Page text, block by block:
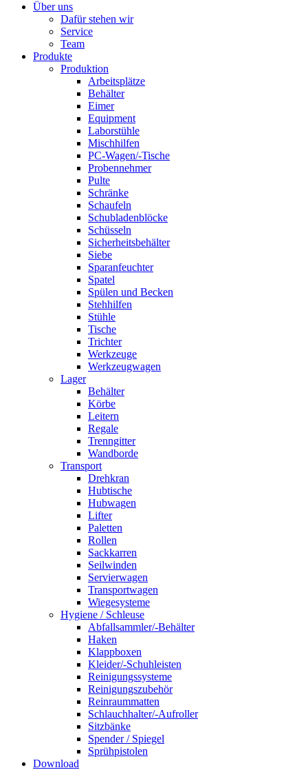
Über uns
Dafür stehen wir
Service
Team
Produkte
Produktion
Arbeitsplätze
Behälter
Eimer
Equipment
Laborstühle
Mischhilfen
PC-Wagen/-Tische
Probennehmer
Pulte
Schränke
Schaufeln
Schubladenblöcke
Schüsseln
Sicherheitsbehälter
Siebe
Sparanfeuchter
Spatel
Spülen und Becken
Stehhilfen
Stühle
Tische
Trichter
Werkzeuge
Werkzeugwagen
Lager
Behälter
Körbe
Leitern
Regale
Trenngitter
Wandborde
Transport
Drehkran
Hubtische
Hubwagen
Lifter
Paletten
Rollen
Sackkarren
Seilwinden
Servierwagen
Transportwagen
Wiegesysteme
Hygiene / Schleuse
Abfallsammler/-Behälter
Haken
Klappboxen
Kleider/-Schuhleisten
Reinigungssysteme
Reinigungszubehör
Reinraummatten
Schlauchhalter/-Aufroller
Sitzbänke
Spender / Spiegel
Sprühpistolen
Download